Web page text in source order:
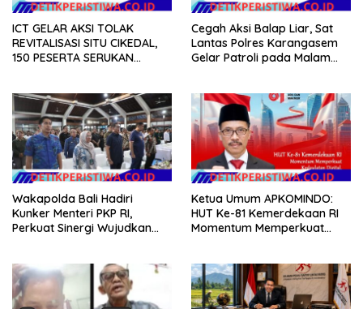
ICT GELAR AKSI TOLAK
REVITALISASI SITU CIKEDAL,
150 PESERTA SERUKAN
Cegah Aksi Balap Liar, Sat
Lantas Polres Karangasem
Gelar Patroli pada Malam
Wakapolda Bali Hadiri
Kunker Menteri PKP RI,
Perkuat Sinergi Wujudkan
Ketua Umum APKOMINDO:
HUT Ke-81 Kemerdekaan RI
Momentum Memperkuat
Hukum Menuju Indonesia
Emas 2045